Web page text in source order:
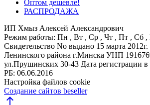
Оптом дешевле!
РАСПРОДАЖА
ИП Хмыз Алексей Александрович
Режим работы: Пн , Вт , Ср , Чт , Пт , Сб ,
Свидетельство No выдано 15 марта
Ленинского района г.Минска УНП
ул.Прушинских 30-43 Дата регистрации
РБ: 06.06.2016
Настройка файлов cookie
Создание сайтов beseller
north